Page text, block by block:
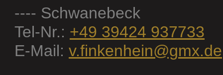
---- Schwanebeck
Tel-Nr.: +49 39424 937733
E-Mail: v.finkenhein@gmx.de